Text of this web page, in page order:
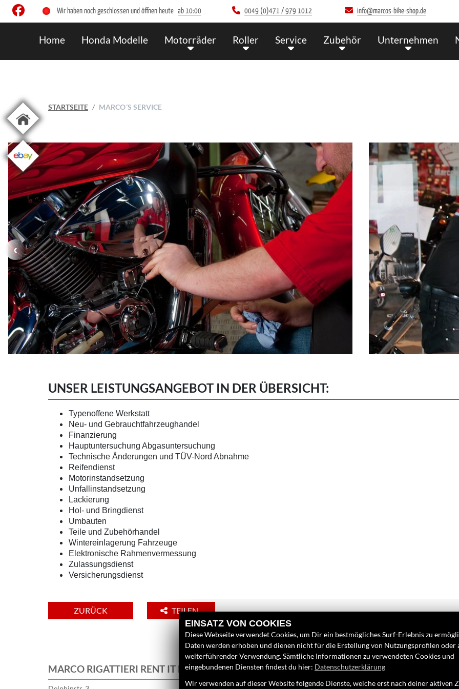
Wir haben noch geschlossen und öffnen heute ab 10:00 0049 (0)471 / 979 1012 info@marcos-bike-shop.de
Home Honda Modelle Motorräder Roller Service Zubehör Unternehmen
STARTSEITE MARCO´S SERVICE
UNSER LEISTUNGSANGEBOT IN DER ÜBERSICHT:
Typenoffene Werkstatt
Neu- und Gebrauchtfahrzeughandel
Finanzierung
Hauptuntersuchung Abgasuntersuchung
Technische Änderungen und TÜV-Nord Abnahme
Reifendienst
Motorinstandsetzung
Unfallinstandsetzung
Lackierung
Hol- und Bringdienst
Umbauten
Teile und Zubehörhandel
Wintereinlagerung Fahrzeuge
Elektronische Rahmenvermessung
Zulassungsdienst
Versicherungsdienst
ZURÜCK TEILEN
MARCO RIGATTIERI RENT IT E. K. LINKS
EINSATZ VON COOKIES
Diese Webseite verwendet Cookies, um Dir ein bestmögliches Surf-Erlebnis zu
Daten werden erhoben und dienen nicht für die Erstellung von Nutzungsprofilen oder
weiterführender Verwendung. Sämtliche Informationen zu verwendeten Cookies und
eingebundenen Diensten findest du hier: Datenschutzerklärung
Wir verwenden auf dieser Website folgende Dienste, welche erst nach deiner aktiven